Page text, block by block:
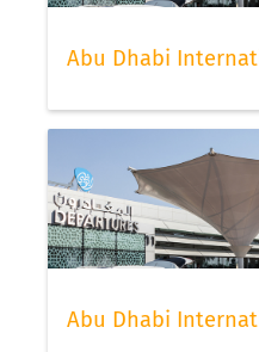
Abu Dhabi
Abu Dhabi